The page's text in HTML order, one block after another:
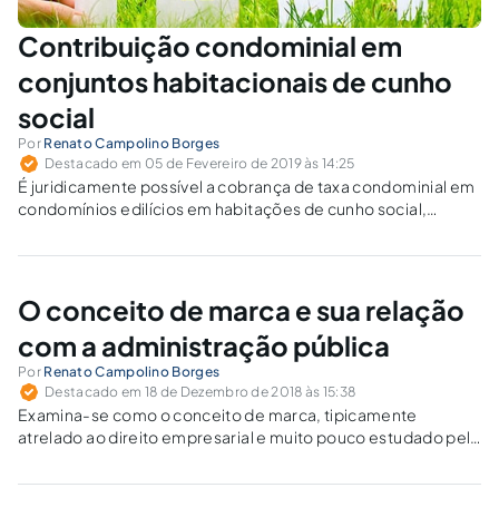
Contribuição condominial em
conjuntos habitacionais de cunho
social
Por Renato Campolino Borges
Destacado em 05 de Fevereiro de 2019 às 14:25
É juridicamente possível a cobrança de taxa condominial em
condomínios edilícios em habitações de cunho social,
subsidiado pelo Poder Público. No entanto, há de se
referida taxa condominial.
O conceito de marca e sua relação
com a administração pública
Por Renato Campolino Borges
Destacado em 18 de Dezembro de 2018 às 15:38
Examina-se como o conceito de marca, tipicamente
atrelado ao direito empresarial e muito pouco estudado pelo